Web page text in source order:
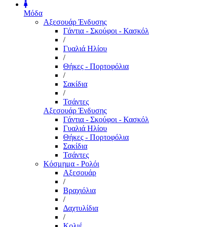
Μόδα
Αξεσουάρ Ένδυσης
Γάντια - Σκούφοι - Κασκόλ
/
Γυαλιά Ηλίου
/
Θήκες - Πορτοφόλια
/
Σακίδια
/
Τσάντες
Αξεσουάρ Ένδυσης
Γάντια - Σκούφοι - Κασκόλ
Γυαλιά Ηλίου
Θήκες - Πορτοφόλια
Σακίδια
Τσάντες
Κόσμημα - Ρολόι
Αξεσουάρ
/
Βραχιόλια
/
Δαχτυλίδια
/